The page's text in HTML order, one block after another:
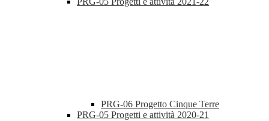
PRG-06 Progetto Cinque Terre
PRG-05 Progetti e attività 2020-21